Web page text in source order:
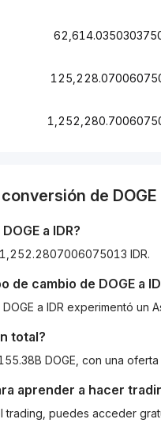
de DOGE
DOGE a IDR?
IDR.
de cambio de DOGE a
a IDR experimentó un
total?
DOGE, con una
aprender a hacer
puedes acceder